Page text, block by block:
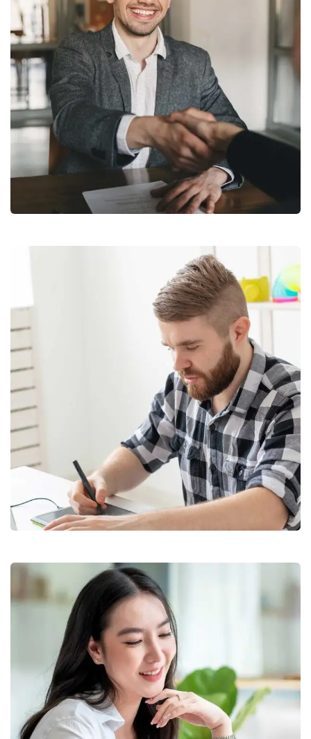
Consumer Products
Development
Artboard Studio
Marketing